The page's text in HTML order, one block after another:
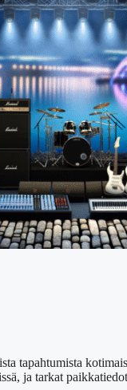
tapahtumista
ja tarkat